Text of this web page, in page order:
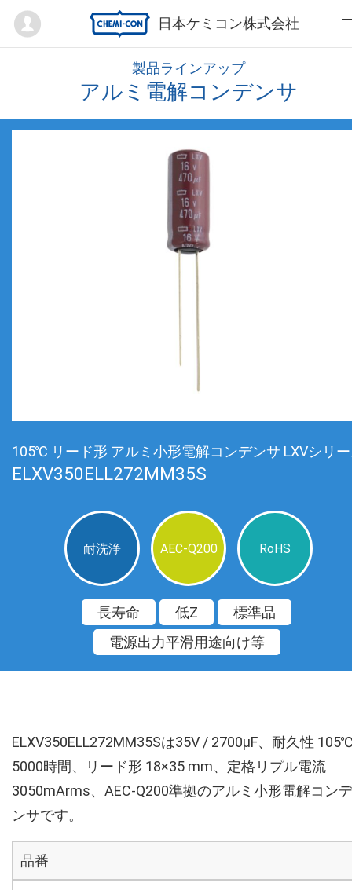
日本ケミコン株式会社
Mypage
製品ラインアップ
アルミ電解コンデンサ
105℃ リード形 アルミ小形電解コンデンサ LXVシリ
ELXV350ELL272MM35S
耐洗浄 AEC-Q200 RoHS
長寿命 低Z
標準品
電源出力平滑用途向け等
ELXV350ELL272MM35Sは35V / 2700µF、耐久性
5000時間、リード形 18×35 mm、定格リプル電流
3050mArms、AEC-Q200準拠のアルミ小形電解コンデ
ンサです。
品番